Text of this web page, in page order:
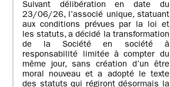
Suivant délibération en date du
23/06/26, l’associé unique, statuant
aux conditions prévues par la loi et
les statuts, a décidé la transformation
de la Société en société à
responsabilité limitée à compter du
même jour, sans création d’un être
moral nouveau et a adopté le texte
des statuts qui régiront désormais la